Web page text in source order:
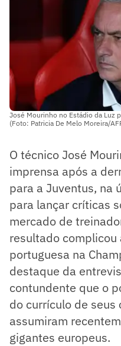
José Mourinho no Estádio da Luz
(Foto: Patricia De Melo Moreira/
O técnico José
imprensa após a
para a Juventus, na
para lançar críticas
mercado de
resultado
portuguesa na
destaque da
contundente que o
do currículo de seus
assumiram
gigantes europeus.